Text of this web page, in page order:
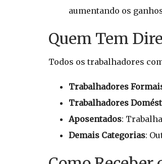
aumentando os
Quem Tem
Todos os trabalhadores
Trabalhadores
Trabalhadores
Aposentados:
Demais Categorias: